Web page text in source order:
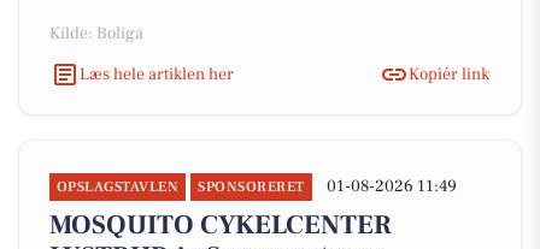
Kilde: Boliga
Læs hele artiklen her
Kopiér link
OPSLAGSTAVLEN SPONSORERET 01-08-2026 11:49
MOSQUITO CYKELCENTER